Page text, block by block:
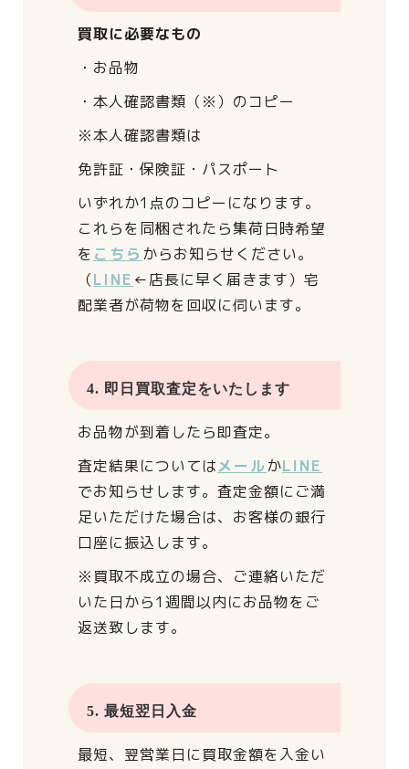
買取に必要なもの
・お品物
・本人確認書類（※）のコピー
※本人確認書類は
免許証・保険証・パスポート
いずれか1点のコピーになります。
これらを同梱されたら集荷日時希望
を こちら からお知らせください。
（LINE ←店長に早く届きます） 宅
配業者が荷物を回収に伺います。
4. 即日買取査定をいたします
お品物が到着したら即査定。
査定結果についてはメールかLINE
でお知らせします。 査定金額にご満
足いただけた場合は、 お客様の銀行
口座に振込します。
※買取不成立の場合、 ご連絡いただ
いた日から1週間以内にお品物をご
返送致します。
5. 最短翌日入金
最短、翌営業日に買取金額を入金い